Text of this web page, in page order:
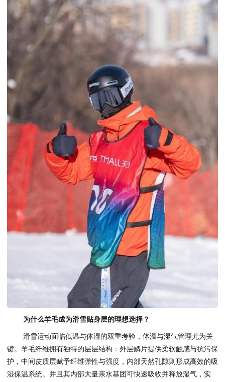
为什么羊毛成为滑雪贴身层的理想选择？
滑雪运动面临低温与体湿的双重考验，体温与湿气管理尤为关
键。羊毛纤维拥有独特的层层结构：外层鳞片提供柔软触感与抗污保
护，中间皮质层赋予纤维弹性与强度，内部天然孔隙则形成高效的吸
湿保温系统。并且其内部大量亲水基团可快速吸收并释放湿气，实